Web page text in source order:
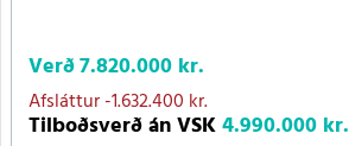
Verð7.820.000 kr.
Afsláttur-1.632.400 kr.
Tilboðsverð án VSK4.990.000 kr.